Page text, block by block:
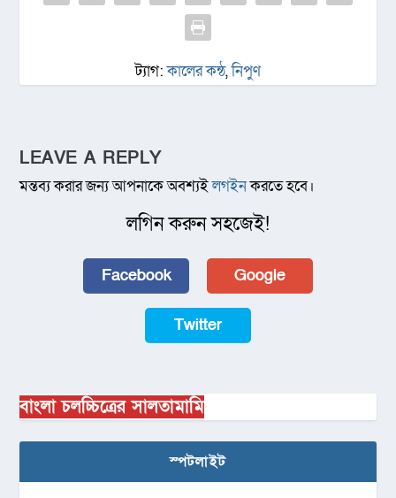
ট্যাগ:কালের কন্ঠ,নিপুণ
LEAVE A REPLY
মন্তব্য করার জন্য আপনাকে অবশ্যইলগইনকরতে হবে।
লগিন করুন সহজেই!
Facebook Google
Twitter
বাংলা চলচ্চিত্রের সালতামামি
স্পটলাইট